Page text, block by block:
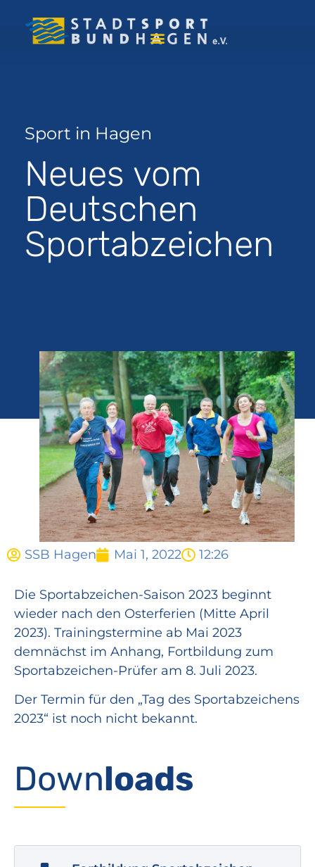
Sport in Hagen
Neues vom
Deutschen
Sportabzeichen
SSB Hagen Mai 1, 2022 12:26
Die Sportabzeichen-Saison 2023 beginnt
wieder nach den Osterferien (Mitte April
2023). Trainingstermine ab Mai 2023
demnächst im Anhang, Fortbildung zum
Sportabzeichen-Prüfer am 8. Juli 2023.
Der Termin für den „Tag des Sportabzeichens
2023“ ist noch nicht bekannt.
Downloads